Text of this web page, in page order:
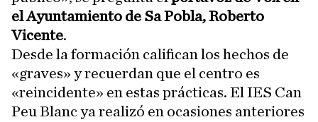
el Ayuntamiento de Sa Pobla, Roberto
Vicente.
Desde la formación califican los hechos de
«graves» y recuerdan que el centro es
«reincidente» en estas prácticas. El IES Can
Peu Blanc ya realizó en ocasiones anteriores